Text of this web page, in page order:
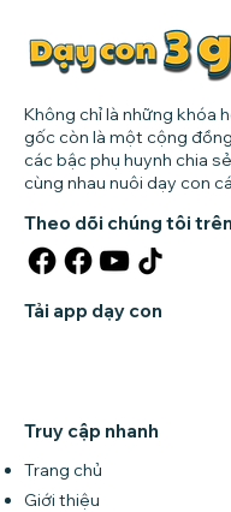
Không chỉ là những khóa
gốc còn là một cộng
các bậc phụ huynh chia
cùng nhau nuôi dạy con
Theo dõi chúng tôi trên
Tải app dạy con
Truy cập nhanh
Trang chủ
Giới thiệu